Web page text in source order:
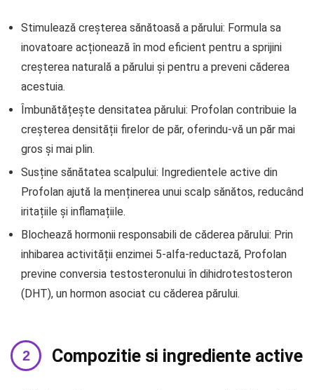
Stimulează creșterea sănătoasă a părului: Formula sa
inovatoare acționează în mod eficient pentru a sprijini
creșterea naturală a părului și pentru a preveni căderea
acestuia.
Îmbunătățește densitatea părului: Profolan contribuie la
creșterea densității firelor de păr, oferindu-vă un păr mai
gros și mai plin.
Susține sănătatea scalpului: Ingredientele active din
Profolan ajută la menținerea unui scalp sănătos, reducând
iritațiile și inflamațiile.
Blochează hormonii responsabili de căderea părului: Prin
inhibarea activității enzimei 5-alfa-reductază, Profolan
previne conversia testosteronului în dihidrotestosteron
(DHT), un hormon asociat cu căderea părului.
Compozitie si ingrediente active